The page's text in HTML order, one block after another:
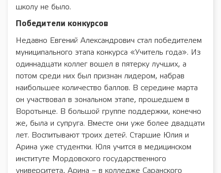
школу не было.
Победители конкурсов
Недавно Евгений Александрович стал победителем
муниципального этапа конкурса «Учитель года». Из
одиннадцати коллег вошел в пятерку лучших, а
потом среди них был признан лидером, набрав
наибольшее количество баллов. В середине марта
он участвовал в зональном этапе, прошедшем в
Воротынце. В большой группе поддержки, конечно
же, была и супруга. Вместе они уже более двадцати
лет. Воспитывают троих детей. Старшие Юлия и
Арина уже студентки. Юля учится в медицинском
институте Мордовского государственного
университета, Арина – в колледже Саранского